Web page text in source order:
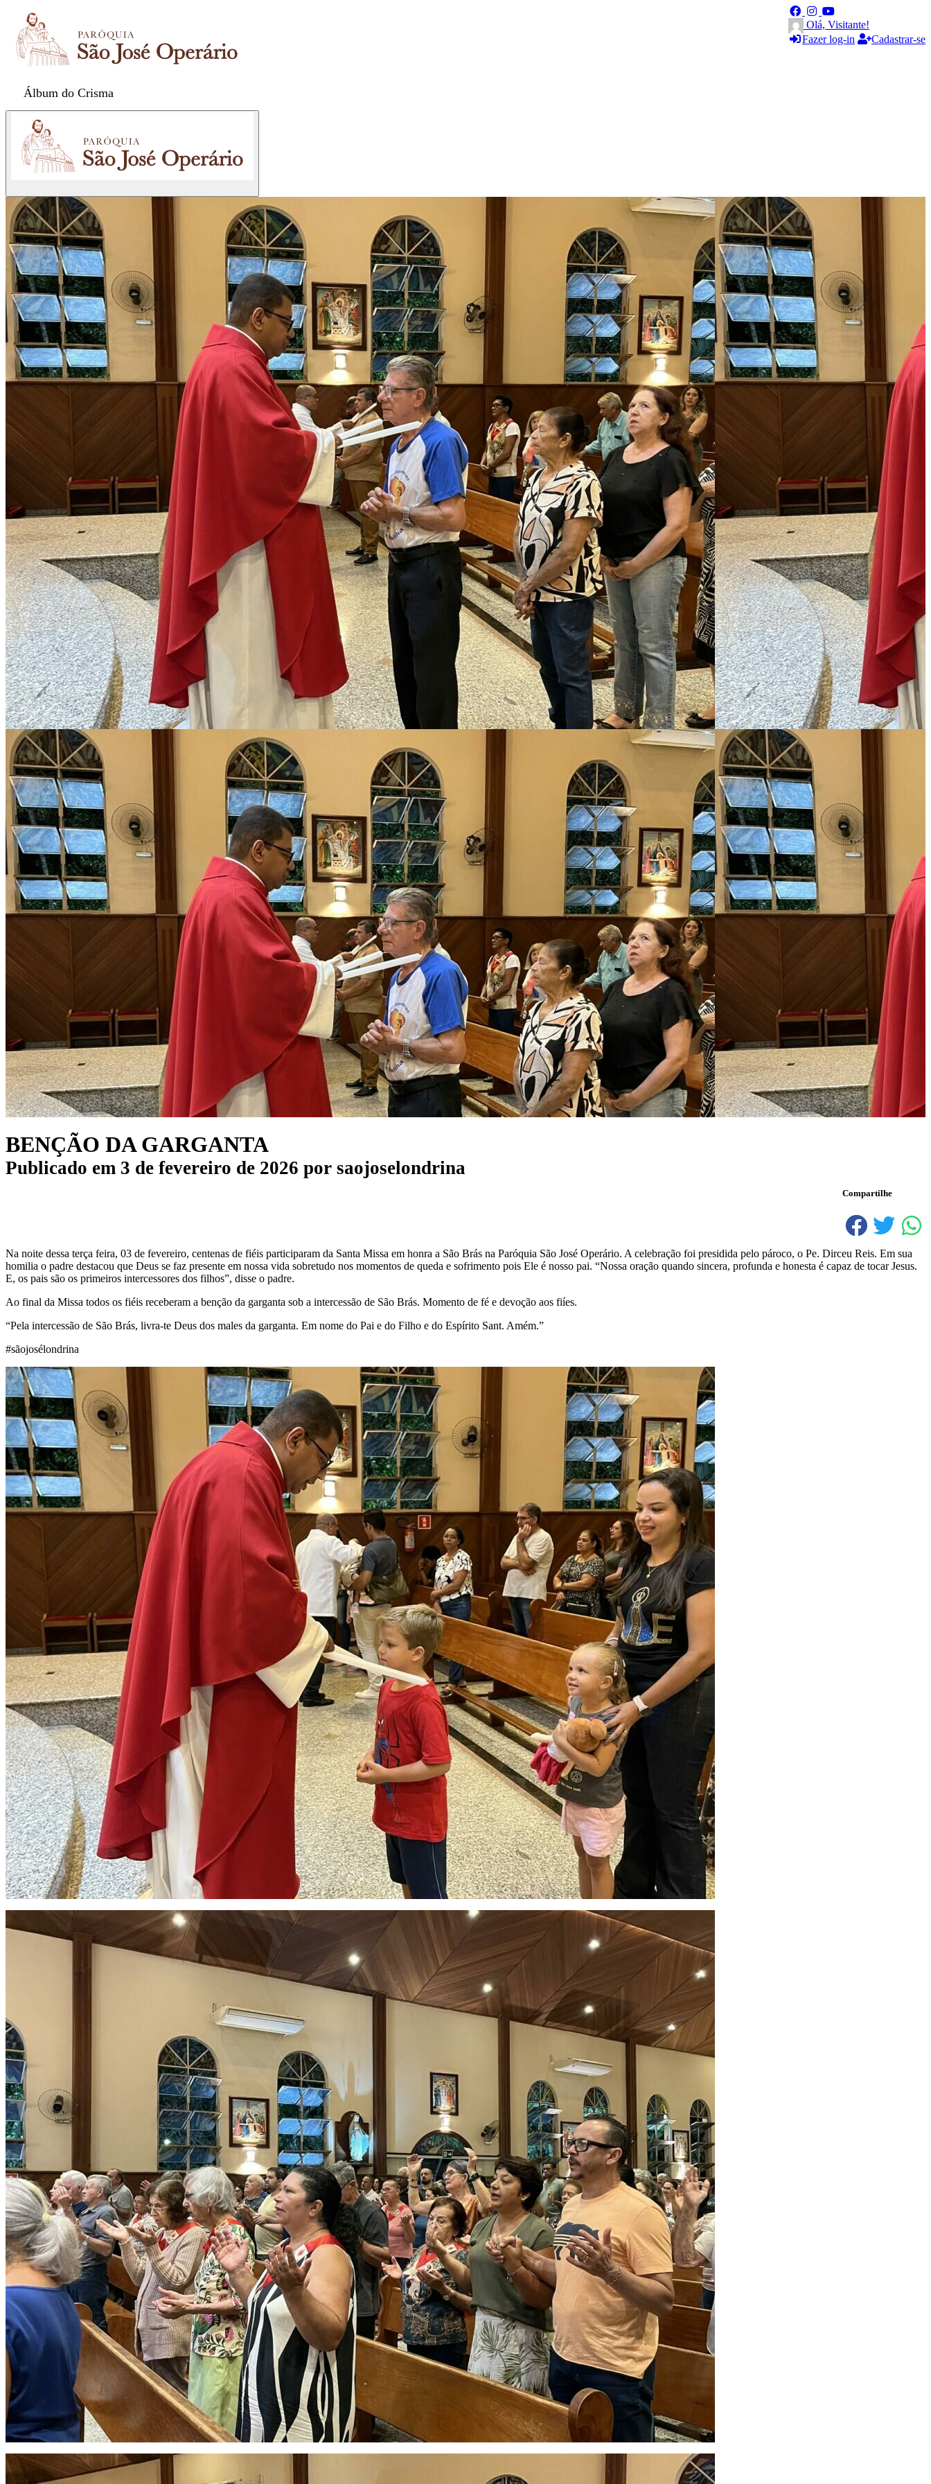
Olá, Visitante!
Fazer log-in
Cadastrar-se
Álbum do Crisma
BENÇÃO DA GARGANTA
Publicado em 3 de fevereiro de 2026 por saojoselondrina
Compartilhe
Na noite dessa terça feira, 03 de fevereiro, centenas de fiéis participaram da Santa Missa em honra a São Brás na Paróquia São José Operário. A celebração foi presidida pelo pároco, o Pe. Dirceu Reis. Em sua
homilia o padre destacou que Deus se faz presente em nossa vida sobretudo nos momentos de queda e sofrimento pois Ele é nosso pai. “Nossa oração quando sincera, profunda e honesta é capaz de tocar Jesus.
E, os pais são os primeiros intercessores dos filhos”, disse o padre.
Ao final da Missa todos os fiéis receberam a benção da garganta sob a intercessão de São Brás. Momento de fé e devoção aos fiíes.
“Pela intercessão de São Brás, livra-te Deus dos males da garganta. Em nome do Pai e do Filho e do Espírito Sant. Amém.”
#sãojosélondrina